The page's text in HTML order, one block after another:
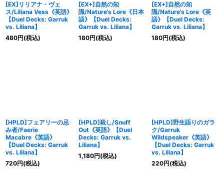
[EX]リリアナ・ヴェ
ス/Liliana Vess《英語》
【Duel Decks: Garruk
vs. Liliana】
480円(税込)
[EX+]自然の知
識/Nature's Lore《日本
語》【Duel Decks:
Garruk vs. Liliana】
180円(税込)
[EX+]自然の知
識/Nature's Lore《英
語》【Duel Decks:
Garruk vs. Liliana】
180円(税込)
[HPLD]フェアリーの忌
み者/Faerie
Macabre《英語》
【Duel Decks: Garruk
vs. Liliana】
720円(税込)
[HPLD]殺し/Snuff
Out《英語》【Duel
Decks: Garruk vs.
Liliana】
1,180円(税込)
[HPLD]野生語りのガラ
ク/Garruk
Wildspeaker《英語》
【Duel Decks: Garruk
vs. Liliana】
220円(税込)